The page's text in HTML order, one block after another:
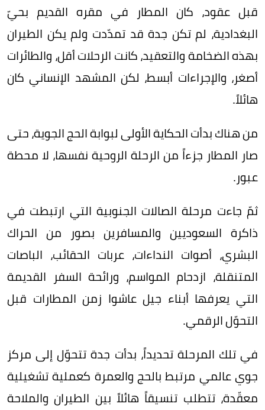
قبل عقود، كان المطار في مقره القديم بحيّ
البغدادية، لم تكن جدة قد تمدّدت ولم يكن الطيران
بهذه الضخامة والتعقيد، كانت الرحلات أقل، والطائرات
أصغر، والإجراءات أبسط، لكن المشهد الإنساني كان
هائلاً.
من هناك بدأت الحكاية الأولى لبوابة الحج الجوية، حتى
صار المطار جزءاً من الرحلة الروحية نفسها، لا محطة
عبور.
ثمّ جاءت مرحلة الصالات الجنوبية التي ارتبطت في
ذاكرة السعوديين والمسافرين بصور من الحراك
البشري، أصوات النداءات، عربات الحقائب، الباصات
المتنقلة، ازدحام المواسم، ورائحة السفر القديمة
التي يعرفها أبناء جيل عاشوا زمن المطارات قبل
التحوّل الرقمي.
في تلك المرحلة تحديداً، بدأت جدة تتحوّل إلى مركز
جوي عالمي مرتبط بالحج والعمرة كعملية تشغيلية
معقّدة، تتطلب تنسيقاً هائلاً بين الطيران والملاحة